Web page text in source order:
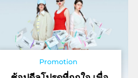
Promotion
lifestyle
Trending